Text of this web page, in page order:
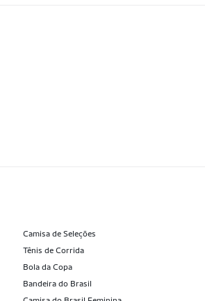
Camisa de Seleções
Tênis de Corrida
Bola da Copa
Bandeira do Brasil